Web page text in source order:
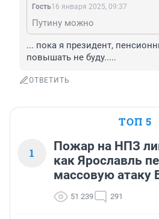
Гость16 января 2025, 09:37
Путину можно
... пока я президент,
повышать не буду.....
ОТВЕТИТЬ
ТОП 5
1
Пожар на НПЗ
как Ярославль
массовую атаку
51 239 291